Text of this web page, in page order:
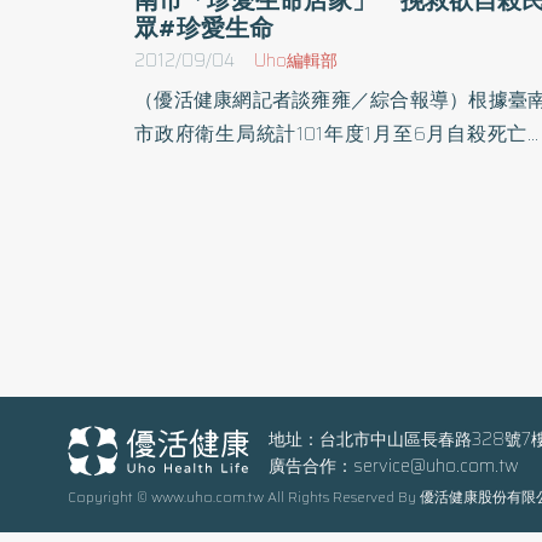
眾#珍愛生命
2012/09/04 Uho編輯部
（優活健康網記者談雍雍／綜合報導）根據臺
市政府衛生局統計101年度1月至6月自殺死亡有
有共近700家超商及賣場。另衛生局更設計了
心貼紙，貼紙上寫著溫心勵志警語及求助專線
請店家將愛心貼紙張貼在木炭包裝上，期待想不
開的人看到時，能發揮及時扭轉負面思考及自
地址：台北市中山區長春路328號7
廣告合作： service@uho.com.tw
Copyright © www.uho.com.tw All Rights Reserved By 優活健康股份有限